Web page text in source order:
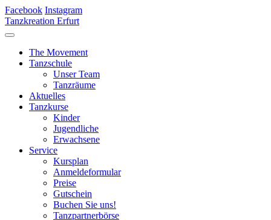
Facebook Instagram
Tanzkreation Erfurt
The Movement
Tanzschule
Unser Team
Tanzräume
Aktuelles
Tanzkurse
Kinder
Jugendliche
Erwachsene
Service
Kursplan
Anmeldeformular
Preise
Gutschein
Buchen Sie uns!
Tanzpartnerbörse